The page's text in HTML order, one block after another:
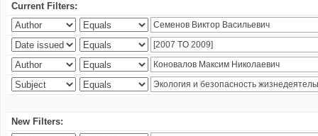
Current Filters:
New Filters: